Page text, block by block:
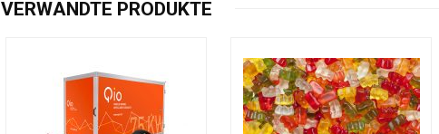
VERWANDTE PRODUKTE